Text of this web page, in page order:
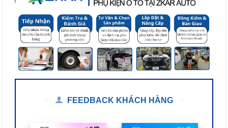
FEEDBACK KHÁCH HÀNG